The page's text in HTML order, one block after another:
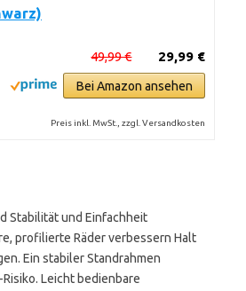
29,99 €
49,99 €
Bei Amazon ansehen
Preis inkl. MwSt., zzgl. Versandkosten
Stabilität und Einfachheit
profilierte Räder verbessern Halt
Ein stabiler Standrahmen
Leicht bedienbare